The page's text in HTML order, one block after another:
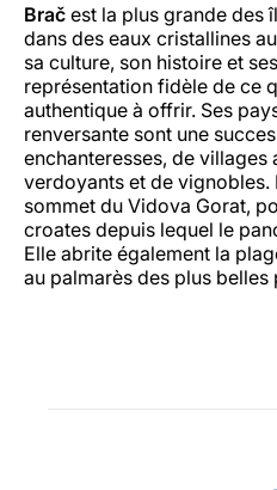
Brač est la plus grande des
dans des eaux cristallines
sa culture, son histoire et
représentation fidèle de ce
authentique à offrir. Ses
renversante sont une
enchanteresses, de villages
verdoyants et de vignobles.
sommet du Vidova Gorat,
croates depuis lequel le
Elle abrite également la
au palmarès des plus belles